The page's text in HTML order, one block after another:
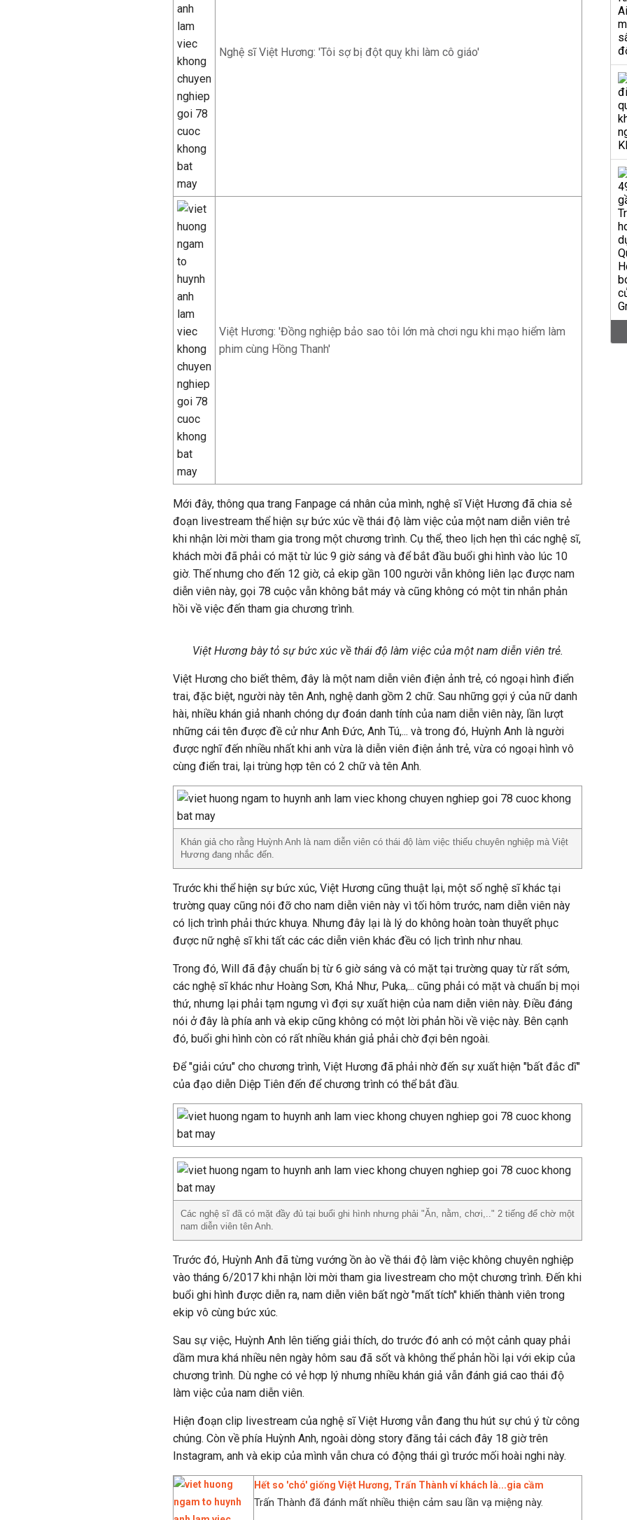
Nghệ sĩ Việt Hương: 'Tôi sợ bị đột quỵ khi làm cô giáo'
Việt Hương: 'Đồng nghiệp bảo sao tôi lớn mà chơi ngu khi mạo hiểm làm
phim cùng Hồng Thanh'
Mới đây, thông qua trang Fanpage cá nhân của mình, nghệ sĩ Việt Hương đã chia sẻ
đoạn livestream thể hiện sự bức xúc về thái độ làm việc của một nam diễn viên trẻ
khi nhận lời mời tham gia trong một chương trình. Cụ thể, theo lịch hẹn thì các nghệ sĩ,
khách mời đã phải có mặt từ lúc 9 giờ sáng và để bắt đầu buổi ghi hình vào lúc 10
giờ. Thế nhưng cho đến 12 giờ, cả ekip gần 100 người vẫn không liên lạc được nam
diễn viên này, gọi 78 cuộc vẫn không bắt máy và cũng không có một tin nhắn phản
hồi về việc đến tham gia chương trình.
Việt Hương bày tỏ sự bức xúc về thái độ làm việc của một nam diễn viên trẻ.
Việt Hương cho biết thêm, đây là một nam diễn viên điện ảnh trẻ, có ngoại hình điển
trai, đặc biệt, người này tên Anh, nghệ danh gồm 2 chữ. Sau những gợi ý của nữ danh
hài, nhiều khán giả nhanh chóng dự đoán danh tính của nam diễn viên này, lần lượt
những cái tên được đề cử như Anh Đức, Anh Tú,... và trong đó, Huỳnh Anh là người
được nghĩ đến nhiều nhất khi anh vừa là diễn viên điện ảnh trẻ, vừa có ngoại hình vô
cùng điển trai, lại trùng hợp tên có 2 chữ và tên Anh.
Khán giả cho rằng Huỳnh Anh là nam diễn viên có thái độ làm việc thiếu chuyên nghiệp mà Việt
Hương đang nhắc đến.
Trước khi thể hiện sự bức xúc, Việt Hương cũng thuật lại, một số nghệ sĩ khác tại
trường quay cũng nói đỡ cho nam diễn viên này vì tối hôm trước, nam diễn viên này
có lịch trình phải thức khuya. Nhưng đây lại là lý do không hoàn toàn thuyết phục
được nữ nghệ sĩ khi tất các các diễn viên khác đều có lịch trình như nhau.
Trong đó, Will đã đậy chuẩn bị từ 6 giờ sáng và có mặt tại trường quay từ rất sớm,
các nghệ sĩ khác như Hoàng Sơn, Khả Như, Puka,... cũng phải có mặt và chuẩn bị mọi
thứ, nhưng lại phải tạm ngưng vì đợi sự xuất hiện của nam diễn viên này. Điều đáng
nói ở đây là phía anh và ekip cũng không có một lời phản hồi về việc này. Bên cạnh
đó, buổi ghi hình còn có rất nhiều khán giả phải chờ đợi bên ngoài.
Để "giải cứu" cho chương trình, Việt Hương đã phải nhờ đến sự xuất hiện "bất đắc dĩ"
của đạo diễn Diệp Tiên đến để chương trình có thể bắt đầu.
Các nghệ sĩ đã có mặt đầy đủ tại buổi ghi hình nhưng phải "Ăn, nằm, chơi,.." 2 tiếng để chờ một
nam diễn viên tên Anh.
Trước đó, Huỳnh Anh đã từng vướng ồn ào về thái độ làm việc không chuyên nghiệp
vào tháng 6/2017 khi nhận lời mời tham gia livestream cho một chương trình. Đến khi
buổi ghi hình được diễn ra, nam diễn viên bất ngờ "mất tích" khiến thành viên trong
ekip vô cùng bức xúc.
Sau sự việc, Huỳnh Anh lên tiếng giải thích, do trước đó anh có một cảnh quay phải
dầm mưa khá nhiều nên ngày hôm sau đã sốt và không thể phản hồi lại với ekip của
chương trình. Dù nghe có vẻ hợp lý nhưng nhiều khán giả vẫn đánh giá cao thái độ
làm việc của nam diễn viên.
Hiện đoạn clip livestream của nghệ sĩ Việt Hương vẫn đang thu hút sự chú ý từ công
chúng. Còn về phía Huỳnh Anh, ngoài dòng story đăng tải cách đây 18 giờ trên
Instagram, anh và ekip của mình vẫn chưa có động thái gì trước mối hoài nghi này.
Hết so 'chó' giống Việt Hương, Trấn Thành ví khách là...gia cầm
Trấn Thành đã đánh mất nhiều thiện cảm sau lần vạ miệng này.